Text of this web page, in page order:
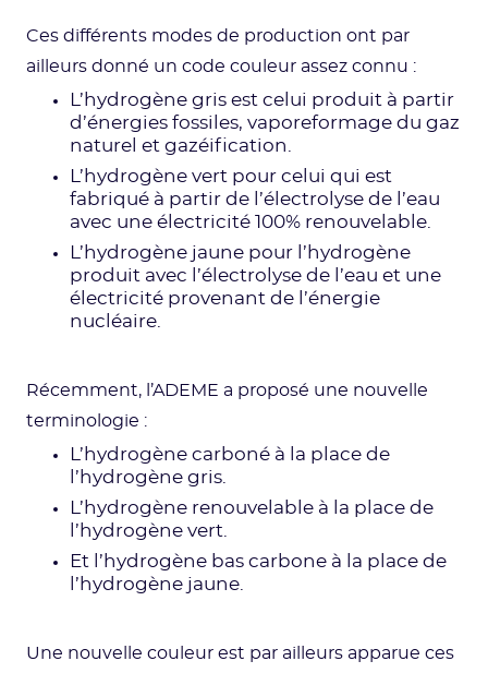
Ces différents modes de production ont par
ailleurs donné un code couleur assez connu :
L’hydrogène gris est celui produit à partir
d’énergies fossiles, vaporeformage du gaz
naturel et gazéification.
L’hydrogène vert pour celui qui est
fabriqué à partir de l’électrolyse de l’eau
avec une électricité 100% renouvelable.
L’hydrogène jaune pour l’hydrogène
produit avec l’électrolyse de l’eau et une
électricité provenant de l’énergie
nucléaire.
Récemment, l’ADEME a proposé une nouvelle
terminologie :
L’hydrogène carboné à la place de
l’hydrogène gris.
L’hydrogène renouvelable à la place de
l’hydrogène vert.
Et l’hydrogène bas carbone à la place de
l’hydrogène jaune.
Une nouvelle couleur est par ailleurs apparue ces